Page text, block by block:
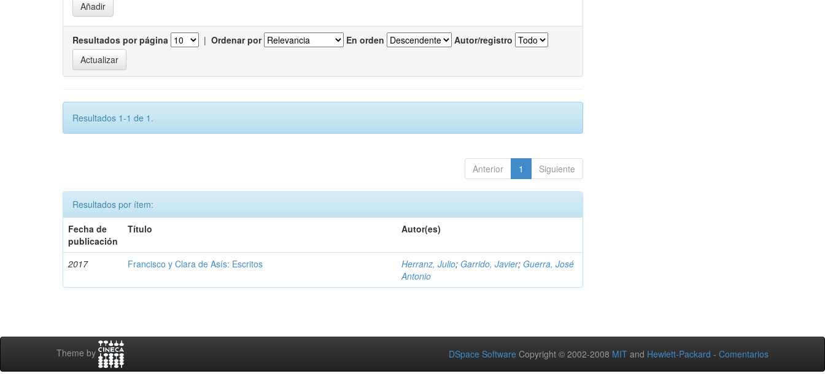
Resultados por página | Ordenar por En orden Autor/registro
Resultados 1-1 de 1.
Anterior 1 Siguiente
Resultados por ítem:
Fecha de
publicación
Título Autor(es)
2017 Francisco y Clara de Asís: Escritos Herranz, Julio; Garrido, Javier; Guerra, José
Antonio
Theme by DSpace Software Copyright © 2002-2008 MIT and Hewlett-Packard - Comentarios